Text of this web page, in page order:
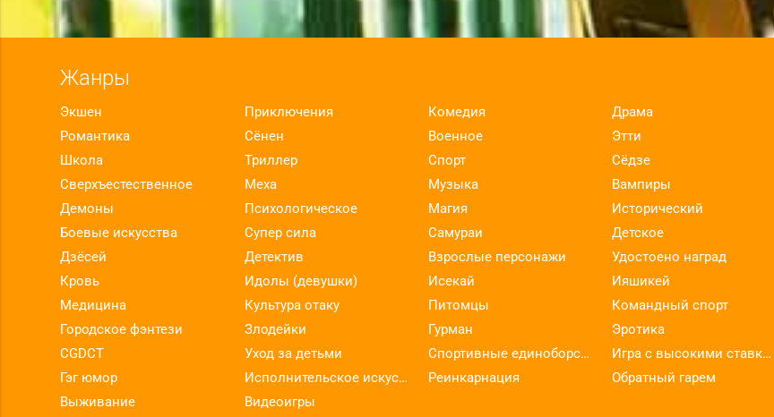
Жанры
Экшен Приключения Комедия Драма
Романтика
Сёнен Военное Этти
Школа
Триллер Спорт Сёдзе
Сверхъестественное
Меха Музыка Вампиры
Демоны
Психологическое Магия Исторический
Боевые искусства
Супер сила Самураи Детское
Дзёсей
Детектив Взрослые персонажи Удостоено наград
Кровь
Идолы (девушки) Исекай Ияшикей
Медицина
Культура отаку Питомцы Командный спорт
Городское фэнтези
Злодейки Гурман Эротика
CGDCT
Уход за детьми Спортивные единоборства Игра с высокими ставками
Гэг юмор
Исполнительское искусство Реинкарнация Обратный гарем
Выживание
Видеоигры